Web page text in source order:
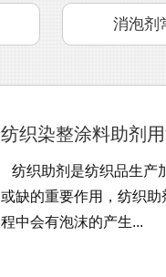
消泡剂
纺织染整涂料助剂
纺织助剂是纺织品生产
或缺的重要作用，纺织
程中会有泡沫的产生...